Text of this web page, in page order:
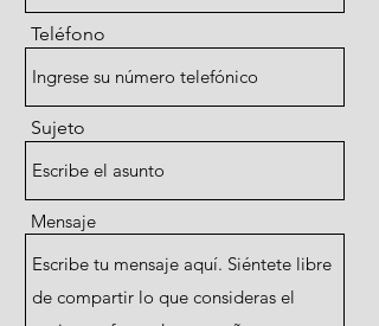
Teléfono
Sujeto
Mensaje